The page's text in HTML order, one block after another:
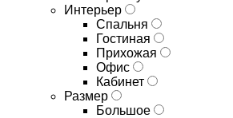
Интерьер
Спальня
Гостиная
Прихожая
Офис
Кабинет
Размер
Большое